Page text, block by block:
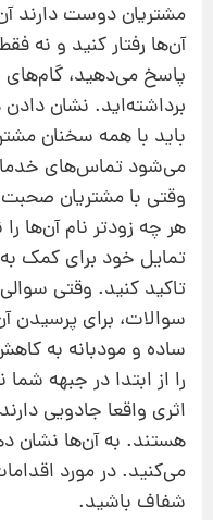
مشتریان دوست دارند
آن‌ها رفتار کنید و نه
پاسخ می‌دهید،
برداشته‌اید. نشان
باید با همه سخنان
می‌شود تماس‌های
وقتی با مشتریان صحبت
هر چه زودتر نام آن‌ها
تمایل خود برای کمک
تاکید کنید. وقتی
سوالات، برای پرسیدن
ساده و مودبانه به
را از ابتدا در جبهه
اثری واقعا جادویی
هستند. به آن‌ها نشان
می‌کنید. در مورد
شفاف باشید.